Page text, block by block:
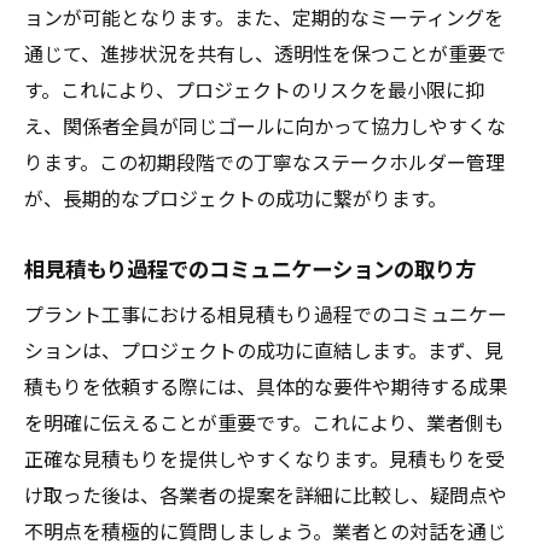
ョンが可能となります。また、定期的なミーティングを
通じて、進捗状況を共有し、透明性を保つことが重要で
す。これにより、プロジェクトのリスクを最小限に抑
え、関係者全員が同じゴールに向かって協力しやすくな
ります。この初期段階での丁寧なステークホルダー管理
が、長期的なプロジェクトの成功に繋がります。
相見積もり過程でのコミュニケーションの取り方
プラント工事における相見積もり過程でのコミュニケー
ションは、プロジェクトの成功に直結します。まず、見
積もりを依頼する際には、具体的な要件や期待する成果
を明確に伝えることが重要です。これにより、業者側も
正確な見積もりを提供しやすくなります。見積もりを受
け取った後は、各業者の提案を詳細に比較し、疑問点や
不明点を積極的に質問しましょう。業者との対話を通じ